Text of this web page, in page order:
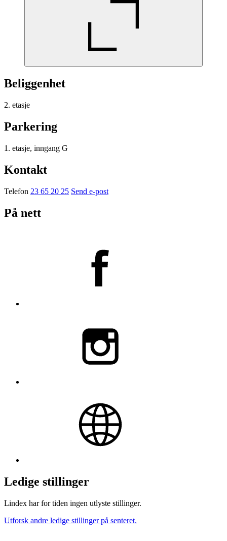
Beliggenhet
2. etasje
Parkering
1. etasje, inngang G
Kontakt
Telefon 23 65 20 25 Send e-post
På nett
Ledige stillinger
Lindex har for tiden ingen utlyste stillinger.
Utforsk andre ledige stillinger på senteret.